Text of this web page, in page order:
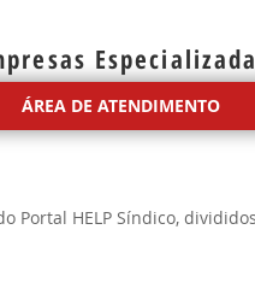
ÁREA DE ATENDIMENTO
Portal HELP Síndico,